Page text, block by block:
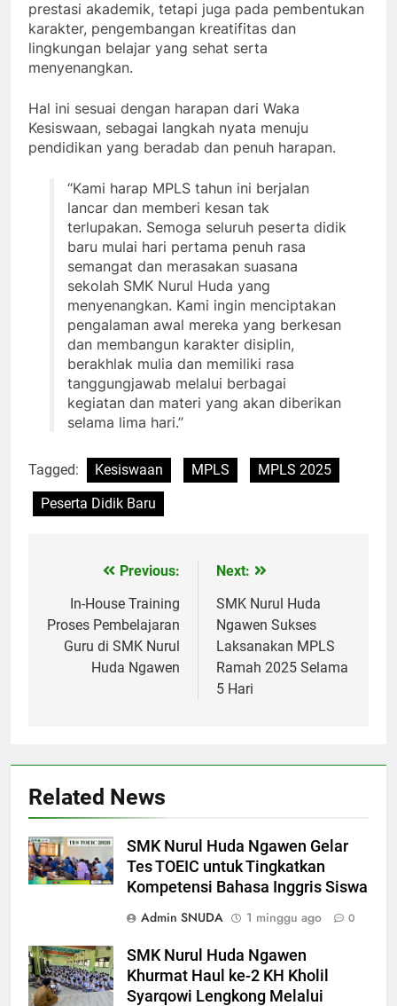
prestasi akademik, tetapi juga pada pembentukan
karakter, pengembangan kreatifitas dan
lingkungan belajar yang sehat serta
menyenangkan.
Hal ini sesuai dengan harapan dari Waka
Kesiswaan, sebagai langkah nyata menuju
pendidikan yang beradab dan penuh harapan.
“Kami harap MPLS tahun ini berjalan
lancar dan memberi kesan tak
terlupakan. Semoga seluruh peserta didik
baru mulai hari pertama penuh rasa
semangat dan merasakan suasana
sekolah SMK Nurul Huda yang
menyenangkan. Kami ingin menciptakan
pengalaman awal mereka yang berkesan
dan membangun karakter disiplin,
berakhlak mulia dan memiliki rasa
tanggungjawab melalui berbagai
kegiatan dan materi yang akan diberikan
selama lima hari.”
Tagged: Kesiswaan MPLS
MPLS 2025
Peserta Didik Baru
Navigasi
pos
Previous:
In-House Training
Proses Pembelajaran
Guru di SMK Nurul
Huda Ngawen
Next:
SMK Nurul Huda
Ngawen Sukses
Laksanakan MPLS
Ramah 2025 Selama
5 Hari
Related News
SMK Nurul Huda Ngawen Gelar
Tes TOEIC untuk Tingkatkan
Kompetensi Bahasa Inggris Siswa
Admin SNUDA
1 minggu ago 0
SMK Nurul Huda Ngawen
Khurmat Haul ke-2 KH Kholil
Syarqowi Lengkong Melalui